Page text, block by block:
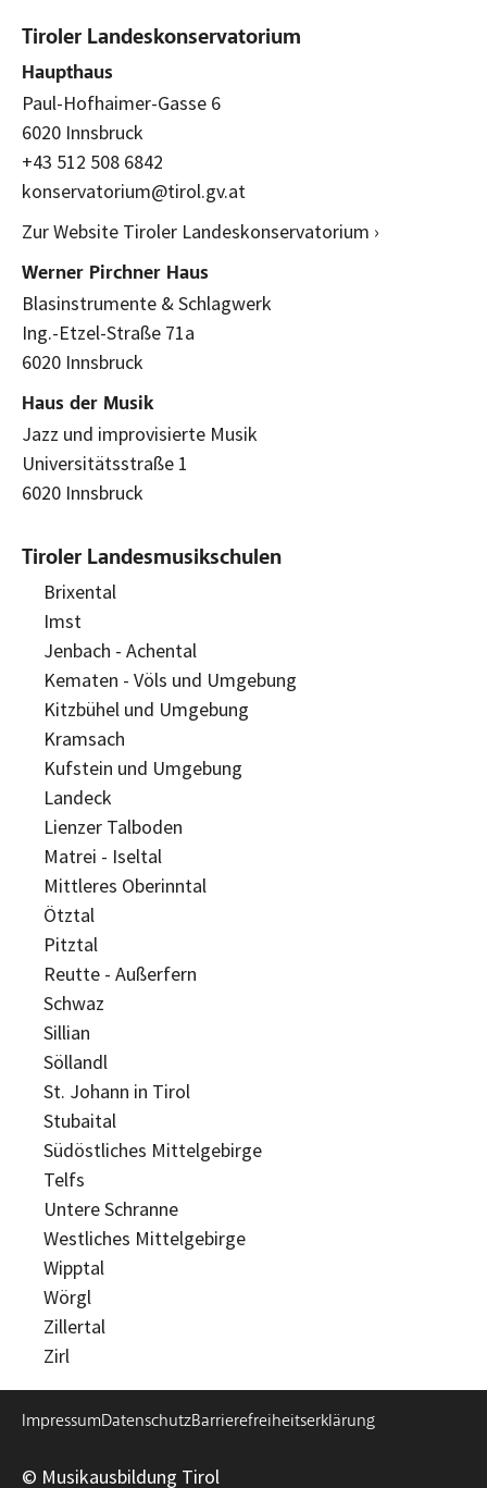
Tiroler Landeskonservatorium
Haupthaus
Paul-Hofhaimer-Gasse 6
6020 Innsbruck
+43 512 508 6842
konservatorium@tirol.gv.at
Zur Website Tiroler Landeskonservatorium ›
Werner Pirchner Haus
Blasinstrumente & Schlagwerk
Ing.-Etzel-Straße 71a
6020 Innsbruck
Haus der Musik
Jazz und improvisierte Musik
Universitätsstraße 1
6020 Innsbruck
Tiroler Landesmusikschulen
Brixental
Imst
Jenbach - Achental
Kematen - Völs und Umgebung
Kitzbühel und Umgebung
Kramsach
Kufstein und Umgebung
Landeck
Lienzer Talboden
Matrei - Iseltal
Mittleres Oberinntal
Ötztal
Pitztal
Reutte - Außerfern
Schwaz
Sillian
Söllandl
St. Johann in Tirol
Stubaital
Südöstliches Mittelgebirge
Telfs
Untere Schranne
Westliches Mittelgebirge
Wipptal
Wörgl
Zillertal
Zirl
ImpressumDatenschutzBarrierefreiheitserklärung
© Musikausbildung Tirol